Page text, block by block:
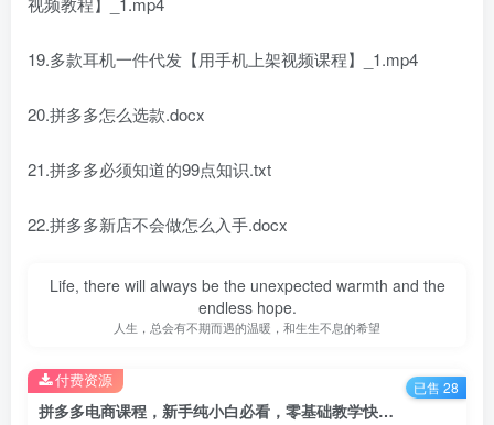
19.多款耳机一件代发【用手机上架视频课程】_1.mp4
20.拼多多怎么选款.docx
21.拼多多必须知道的99点知识.txt
22.拼多多新店不会做怎么入手.docx
Life, there will always be the unexpected warmth and the
endless hope.
人生，总会有不期而遇的温暖，和生生不息的希望
拼多多电商课程，新手纯小白必看，零基础教学快速入门
付费资源 已售 28